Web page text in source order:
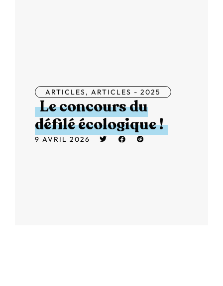
ARTICLES, ARTICLES - 2025
Le concours du
défilé écologique !
9 AVRIL 2026